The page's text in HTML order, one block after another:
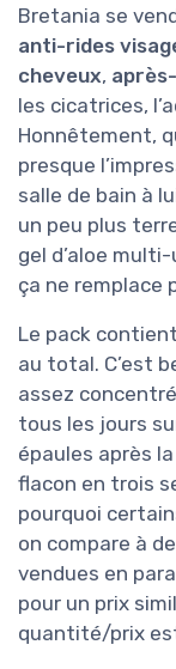
Bretania se
anti-rides
cheveux,
les cicatrices,
Honnêtement,
presque
salle de bain à
un peu plus
gel d’aloe
ça ne remplace
Le pack
au total. C’est
assez
tous les jours
épaules après
flacon en trois
pourquoi
on compare à
vendues en
pour un prix
quantité/prix